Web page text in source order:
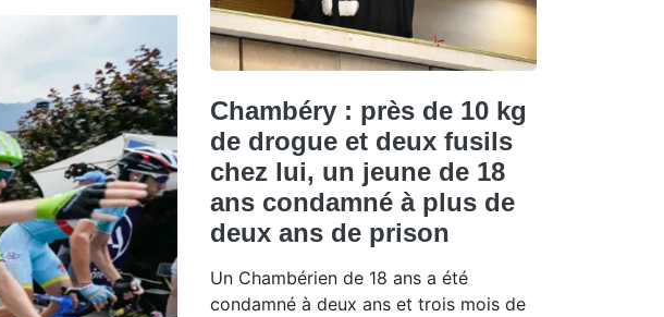
Chambéry : près de 10 kg
de drogue et deux fusils
chez lui, un jeune de 18
ans condamné à plus de
deux ans de prison
Un Chambérien de 18 ans a été
condamné à deux ans et trois mois de